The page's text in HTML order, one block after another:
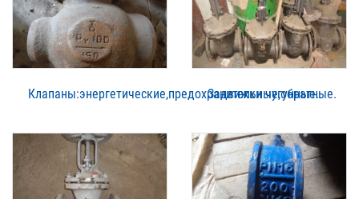
Клапаны:энергетические,предохранительные,обратные.
Задвижки чугунные.